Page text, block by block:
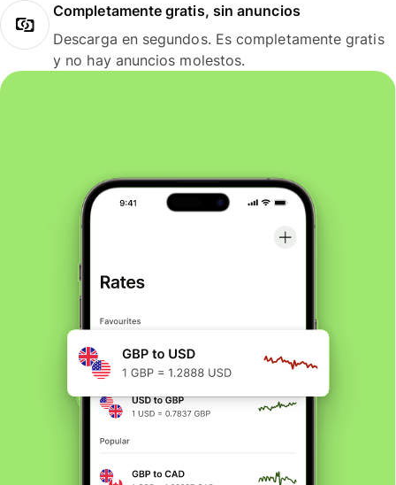
Completamente gratis, sin anuncios
Descarga en segundos. Es completamente gratis
y no hay anuncios molestos.